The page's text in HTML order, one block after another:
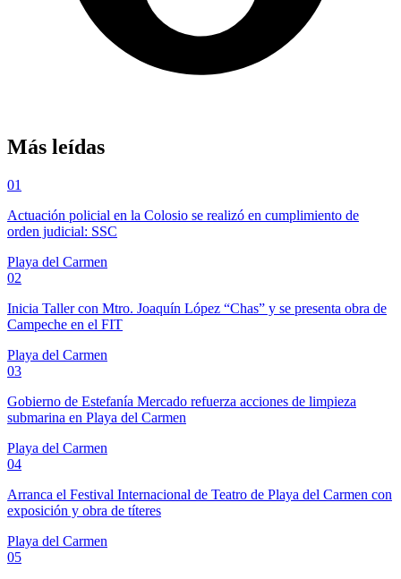
Más leídas
01
Actuación policial en la Colosio se realizó en cumplimiento de
orden judicial: SSC
Playa del Carmen
02
Inicia Taller con Mtro. Joaquín López “Chas” y se presenta obra de
Campeche en el FIT
Playa del Carmen
03
Gobierno de Estefanía Mercado refuerza acciones de limpieza
submarina en Playa del Carmen
Playa del Carmen
04
Arranca el Festival Internacional de Teatro de Playa del Carmen con
exposición y obra de títeres
Playa del Carmen
05